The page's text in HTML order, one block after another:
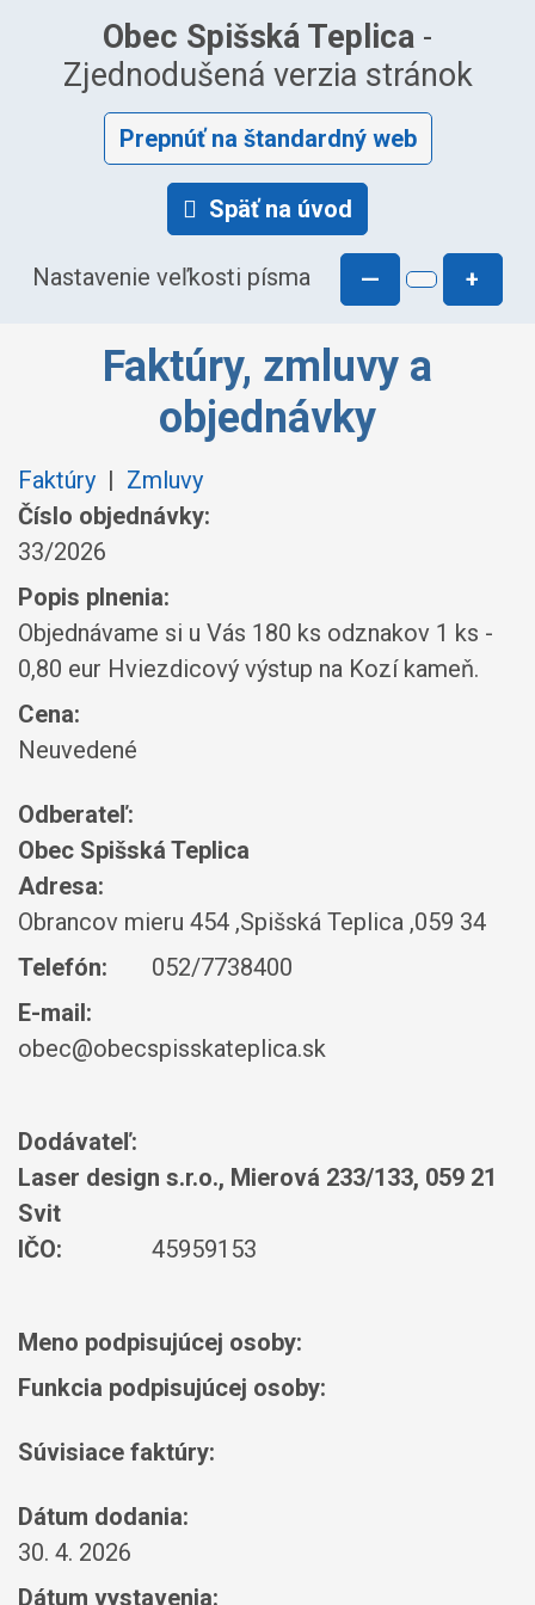
Obec Spišská Teplica -
Zjednodušená verzia stránok
Prepnúť na štandardný web
Späť na úvod
Nastavenie veľkosti písma — +
Faktúry, zmluvy a
objednávky
Faktúry | Zmluvy
Číslo objednávky:
33/2026
Popis plnenia:
Objednávame si u Vás 180 ks odznakov 1 ks -
0,80 eur Hviezdicový výstup na Kozí kameň.
Cena:
Neuvedené
Odberateľ:
Obec Spišská Teplica
Adresa:
Obrancov mieru 454 ,Spišská Teplica ,059 34
Telefón:
052/7738400
E-mail:
obec@obecspisskateplica.sk
Dodávateľ:
Laser design s.r.o., Mierová 233/133, 059 21
Svit
IČO:
45959153
Meno podpisujúcej osoby:
Funkcia podpisujúcej osoby:
Súvisiace faktúry:
Dátum dodania:
30. 4. 2026
Dátum vystavenia: